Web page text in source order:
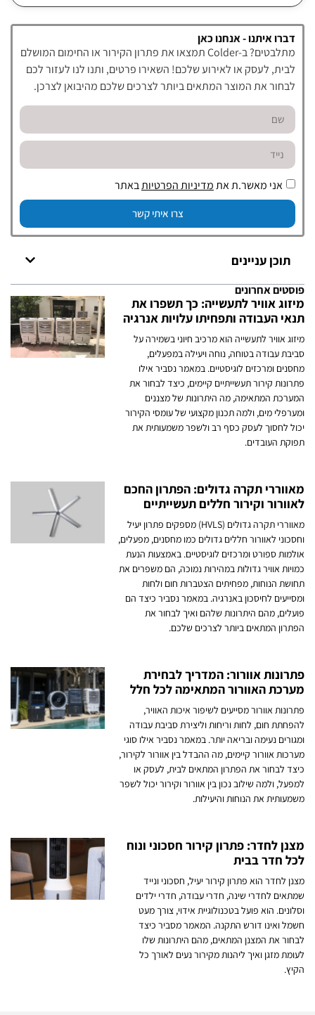
דברו איתנו - אנחנו כאן
מתלבטים? ב-Colder תמצאו את פתרון הקירור או החימום המושלם
לבית, לעסק או לאירוע שלכם! השאירו פרטים, ותנו לנו לעזור לכם
לבחור את המוצר המתאים ביותר לצרכים שלכם מהיבואן לצרכן.
אני מאשר.ת אתמדיניות הפרטיותבאתר
צרו איתי קשר
תוכן עניינים
פוסטים אחרונים
מיזוג אוויר לתעשייה: כך תשפרו את
תנאי העבודה ותפחיתו עלויות אנרגיה
מיזוג אוויר לתעשייה הוא מרכיב חיוני בשמירה על
סביבת עבודה בטוחה, נוחה ויעילה במפעלים,
מחסנים ומרכזים לוגיסטיים. במאמר נסביר אילו
פתרונות קירור תעשייתיים קיימים, כיצד לבחור את
המערכת המתאימה, מה היתרונות של מצננים
ומערפלי מים, ולמה תכנון מקצועי של עומסי הקירור
יכול לחסוך לעסק כסף רב ולשפר משמעותית את
תפוקת העובדים.
מאווררי תקרה גדולים: הפתרון החכם
לאוורור וקירור חללים תעשייתיים
מאווררי תקרה גדולים (HVLS) מספקים פתרון יעיל
וחסכוני לאוורור חללים גדולים כמו מחסנים, מפעלים,
אולמות ספורט ומרכזים לוגיסטיים. באמצעות הנעת
כמויות אוויר גדולות במהירות נמוכה, הם משפרים את
תחושת הנוחות, מפחיתים הצטברות חום ולחות
ומסייעים לחיסכון באנרגיה. במאמר נסביר כיצד הם
פועלים, מהם היתרונות שלהם ואיך לבחור את
הפתרון המתאים ביותר לצרכים שלכם.
פתרונות אוורור: המדריך לבחירת
מערכת האוורור המתאימה לכל חלל
פתרונות אוורור מסייעים לשיפור איכות האוויר,
להפחתת חום, לחות וריחות וליצירת סביבת עבודה
ומגורים נעימה ובריאה יותר. במאמר נסביר אילו סוגי
מערכות אוורור קיימים, מה ההבדל בין אוורור לקירור,
כיצד לבחור את הפתרון המתאים לבית, לעסק או
למפעל, ולמה שילוב נכון בין אוורור וקירור יכול לשפר
משמעותית את הנוחות והיעילות.
מצנן לחדר: פתרון קירור חסכוני ונוח
לכל חדר בבית
מצנן לחדר הוא פתרון קירור יעיל, חסכוני ונייד
שמתאים לחדרי שינה, חדרי עבודה, חדרי ילדים
וסלונים. הוא פועל בטכנולוגיית אידוי, צורך מעט
חשמל ואינו דורש התקנה. המאמר מסביר כיצד
לבחור את המצנן המתאים, מהם היתרונות שלו
לעומת מזגן ואיך ליהנות מקירור נעים לאורך כל
הקיץ.